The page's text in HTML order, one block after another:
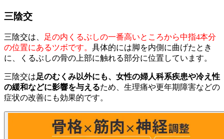
三陰交
三陰交は、 足の内くるぶしの一番高いところから中指4本分
の位置にあるツボです。 具体的には脚を内側に曲げたとき
に、くるぶしの骨の上部に触れる部分に位置しています。
三陰交は足のむくみ以外にも、女性の婦人科系疾患や冷え性
の緩和などに影響を与えるため、生理痛や更年期障害などの
症状の改善にも効果的です。